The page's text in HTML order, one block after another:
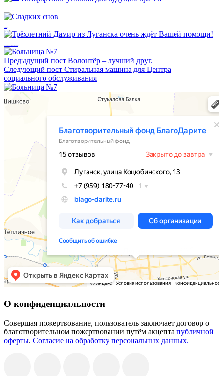
Предыдущий пост Волонтёр – лучший друг.
Следующий пост Стиральная машина для Центра
социального обслуживания
О конфиденциальности
Совершая пожертвование, пользователь заключает договор о
благотворительном пожертвовании путём акцепта публичной
оферты. Согласие на обработку персональных данных.